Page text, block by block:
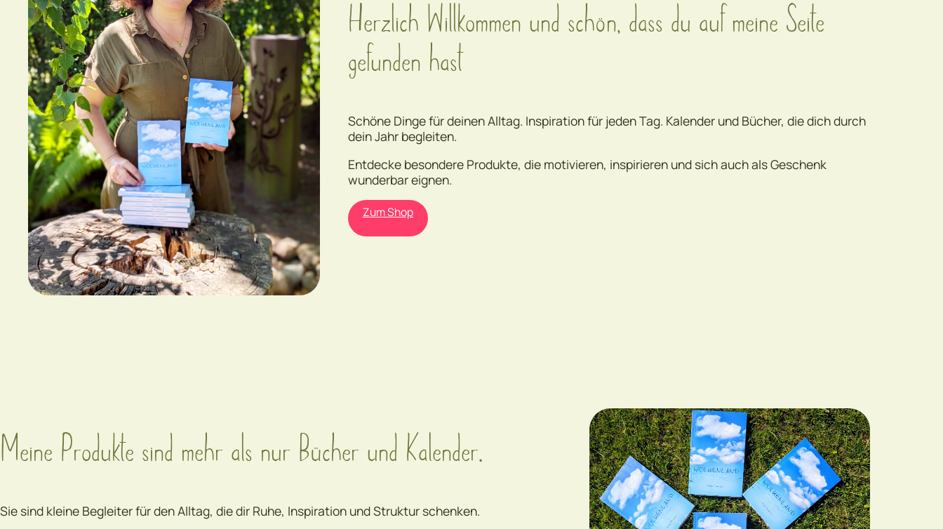
Herzlich Willkommen und schön, dass du auf meine Seite
gefunden hast
Schöne Dinge für deinen Alltag. Inspiration für jeden Tag. Kalender und Bücher, die dich durch
dein Jahr begleiten.
Entdecke besondere Produkte, die motivieren, inspirieren und sich auch als Geschenk
wunderbar eignen.
Zum Shop
Meine Produkte sind mehr als nur Bücher und Kalender.
Sie sind kleine Begleiter für den Alltag, die dir Ruhe, Inspiration und Struktur schenken.